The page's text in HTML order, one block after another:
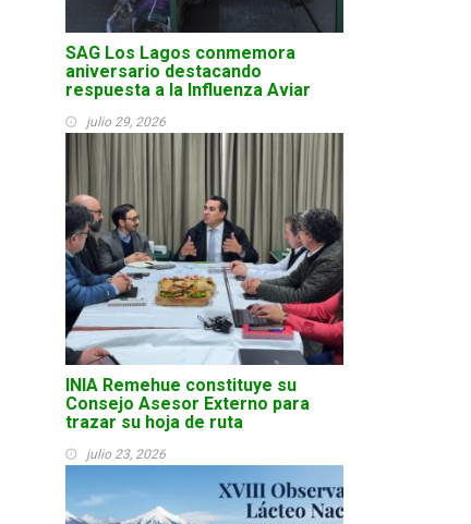
SAG Los Lagos conmemora
aniversario destacando
respuesta a la Influenza Aviar
julio 29, 2026
INIA Remehue constituye su
Consejo Asesor Externo para
trazar su hoja de ruta
julio 23, 2026